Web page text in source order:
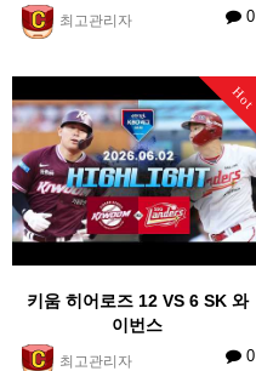
최고관리자 0
Hot
키움 히어로즈 12 VS 6 SK 와
이번스
최고관리자 0